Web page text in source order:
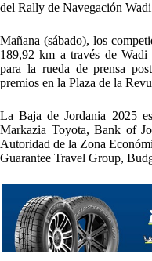
del Rally de Navegación
Mañana (sábado), los
189,92 km a través de Wadi
para la rueda de prensa
premios en la Plaza de la
La Baja de Jordania 2025
Markazia Toyota, Bank of
Autoridad de la Zona
Guarantee Travel Group,